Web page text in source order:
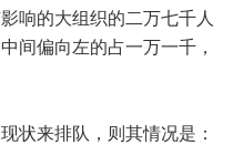
响的大组织的二万七千人
间偏向左的占一万一千，
状来排队，则其情况是：